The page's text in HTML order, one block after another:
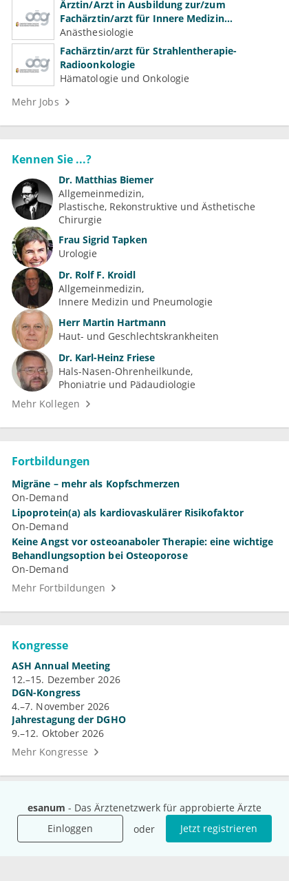
esanum - Das Ärztenetzwerk für approbierte Ärzte
Einloggen
oder Jetzt registrieren
Ärztin/Arzt in Ausbildung zur/zum
Fachärztin/arzt für Innere Medizin
(Kardiologie, Nephrologie, Intensivmedizin)
Anästhesiologie
Fachärztin/arzt für Strahlentherapie-
Radioonkologie
Hämatologie und Onkologie
Mehr Jobs
Kennen Sie ...?
Dr. Matthias Biemer
Allgemeinmedizin
Plastische, Rekonstruktive und Ästhetische
Chirurgie
Frau Sigrid Tapken
Urologie
Dr. Rolf F. Kroidl
Allgemeinmedizin
Innere Medizin und Pneumologie
Herr Martin Hartmann
Haut- und Geschlechtskrankheiten
Dr. Karl-Heinz Friese
Hals-Nasen-Ohrenheilkunde
Phoniatrie und Pädaudiologie
Mehr Kollegen
Fortbildungen
Migräne – mehr als Kopfschmerzen
On-Demand
Lipoprotein(a) als kardiovaskulärer Risikofaktor
On-Demand
Keine Angst vor osteoanaboler Therapie: eine wichtige
Behandlungsoption bei Osteoporose
On-Demand
Mehr Fortbildungen
Kongresse
ASH Annual Meeting
12.–15. Dezember 2026
DGN-Kongress
4.–7. November 2026
Jahrestagung der DGHO
9.–12. Oktober 2026
Mehr Kongresse
Unternehmen
Ressourcen